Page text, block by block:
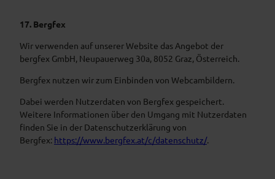
17. Bergfex
Wir verwenden auf unserer Website das Angebot der
bergfex GmbH, Neupauerweg 30a, 8052 Graz, Österreich.
Bergfex nutzen wir zum Einbinden von Webcambildern.
Dabei werden Nutzerdaten von Bergfex gespeichert.
Weitere Informationen über den Umgang mit Nutzerdaten
finden Sie in der Datenschutzerklärung von
Bergfex: https://www.bergfex.at/c/datenschutz/.